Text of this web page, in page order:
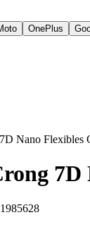
OnePlus
Nano Flexibles
7D